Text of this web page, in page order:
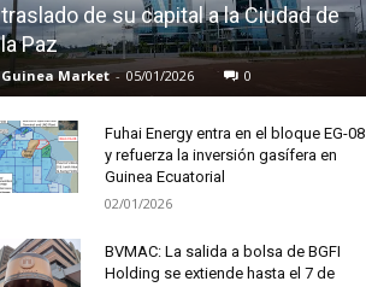
traslado de su capital a la Ciudad de
la Paz
Guinea Market - 05/01/2026 0
Fuhai Energy entra en el bloque EG-08
y refuerza la inversión gasífera en
Guinea Ecuatorial
02/01/2026
BVMAC: La salida a bolsa de BGFI
Holding se extiende hasta el 7 de